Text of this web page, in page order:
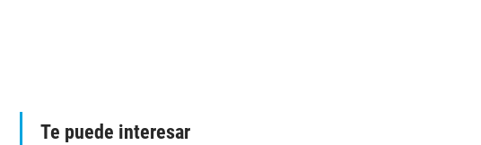
Te puede interesar